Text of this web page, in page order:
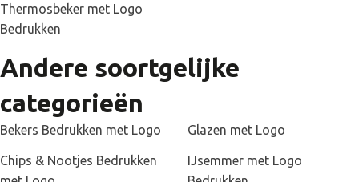
Thermosbeker met Logo
Bedrukken
Andere soortgelijke
categorieën
Bekers Bedrukken met Logo
Chips & Nootjes Bedrukken
Glazen met Logo
IJsemmer met Logo